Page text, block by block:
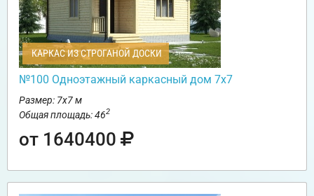
КАРКАС ИЗ СТРОГАНОЙ ДОСКИ
№100 Одноэтажный каркасный дом 7х7
Размер: 7х7 м
Общая площадь: 462
от 1640400